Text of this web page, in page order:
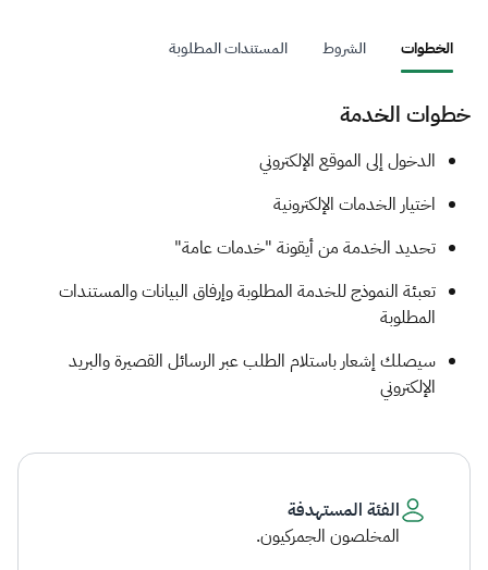
الخطوات الشروط المستندات المطلوبة
خطوات الخدمة
​​​​​​​​​الدخول إلى الموقع الإلكتروني​
اختيار الخدمات الإلكترونية
تحديد الخدمة من أيقونة "خدمات عامة"
تعبئة النموذج للخدمة المطلوبة وإرفاق البيانات والمستندات
المطلوبة
سيصلك إشعار باستلام الطلب عبر الرسائل القصيرة والبريد
الإلكتروني​
الفئة المستهدفة
المخلصون الجمركيون.